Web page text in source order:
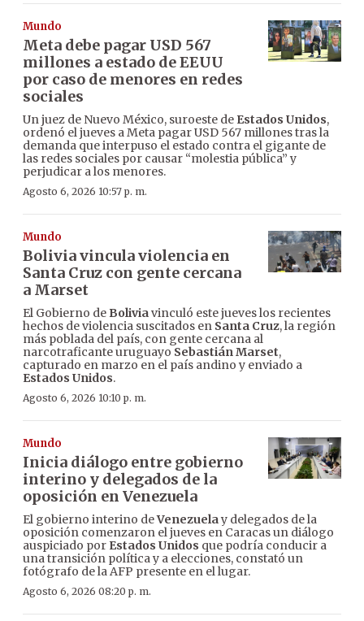
Mundo
Meta debe pagar USD 567
millones a estado de EEUU
por caso de menores en redes
sociales
Un juez de Nuevo México, suroeste de Estados Unidos,
ordenó el jueves a Meta pagar USD 567 millones tras la
demanda que interpuso el estado contra el gigante de
las redes sociales por causar “molestia pública” y
perjudicar a los menores.
Agosto 6, 2026 10:57 p. m.
Mundo
Bolivia vincula violencia en
Santa Cruz con gente cercana
a Marset
El Gobierno de Boliviavinculó este jueves los recientes
hechos de violencia suscitados en Santa Cruz, la región
más poblada del país, con gente cercana al
narcotraficante uruguayo Sebastián Marset,
capturado en marzo en el país andino y enviado a
Estados Unidos.
Agosto 6, 2026 10:10 p. m.
Mundo
Inicia diálogo entre gobierno
interino y delegados de la
oposición en Venezuela
El gobierno interino deVenezuelay delegados de la
oposición comenzaron el jueves en Caracas un diálogo
auspiciado por Estados Unidos que podría conducir a
una transición política y a elecciones, constató un
fotógrafo de la AFP presente en el lugar.
Agosto 6, 2026 08:20 p. m.